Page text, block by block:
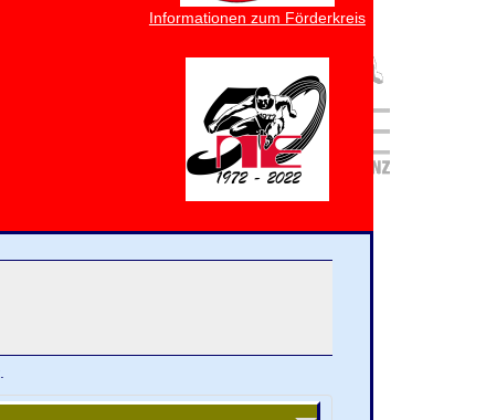
Informationen zum Förderkreis